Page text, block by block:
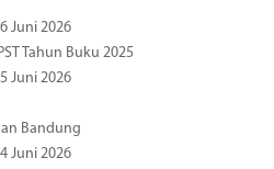
Juni 2026
Tahun Buku 2025
Juni 2026
Bandung
Juni 2026